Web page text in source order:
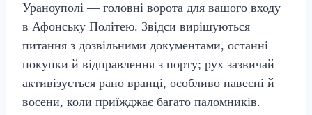
Ураноуполі — головні ворота для вашого входу
в Афонську Політею. Звідси вирішуються
питання з дозвільними документами, останні
покупки й відправлення з порту; рух зазвичай
активізується рано вранці, особливо навесні й
восени, коли приїжджає багато паломників.